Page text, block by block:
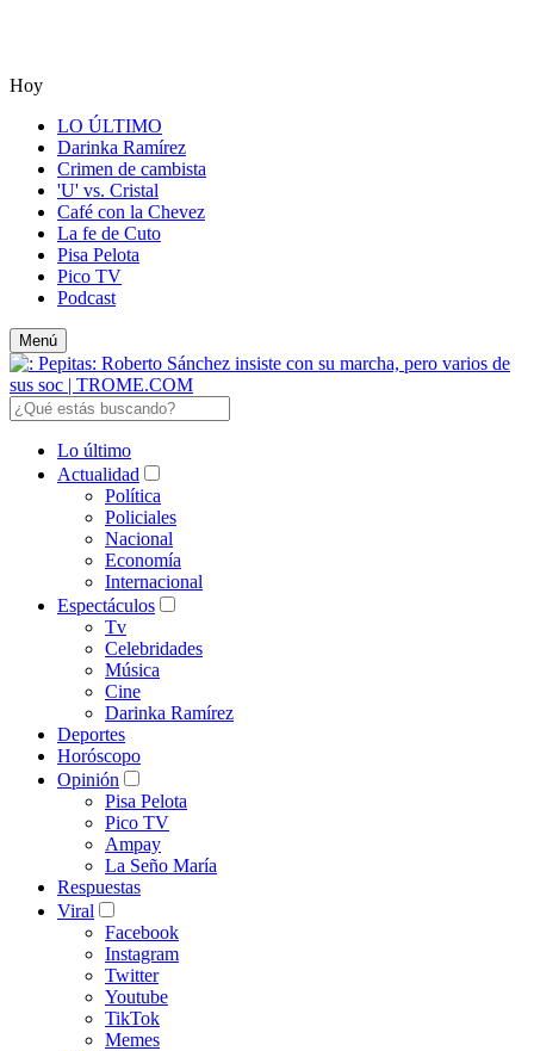
Hoy
LO ÚLTIMO
Darinka Ramírez
Crimen de cambista
'U' vs. Cristal
Café con la Chevez
La fe de Cuto
Pisa Pelota
Pico TV
Podcast
Menú
Lo último
Actualidad
Política
Policiales
Nacional
Economía
Internacional
Espectáculos
Tv
Celebridades
Música
Cine
Darinka Ramírez
Deportes
Horóscopo
Opinión
Pisa Pelota
Pico TV
Ampay
La Seño María
Respuestas
Viral
Facebook
Instagram
Twitter
Youtube
TikTok
Memes